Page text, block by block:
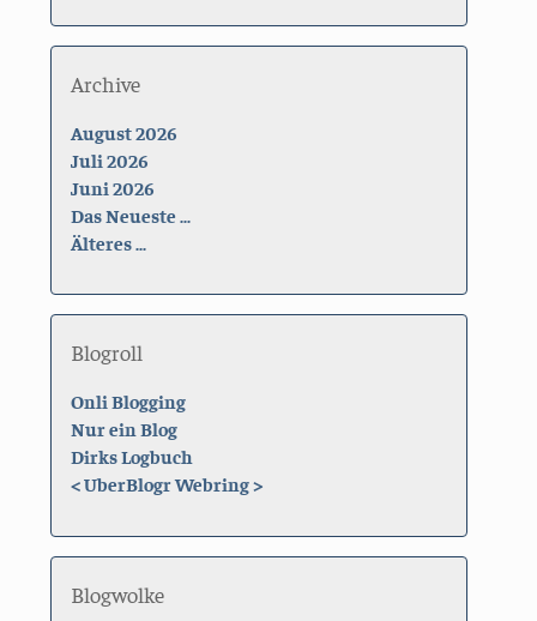
Archive
August 2026
Juli 2026
Juni 2026
Das Neueste ...
Älteres ...
Blogroll
Onli Blogging
Nur ein Blog
Dirks Logbuch
<UberBlogr Webring>
Blogwolke